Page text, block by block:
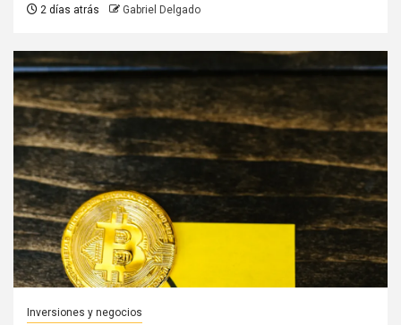
2 días atrás Gabriel Delgado
Inversiones y negocios